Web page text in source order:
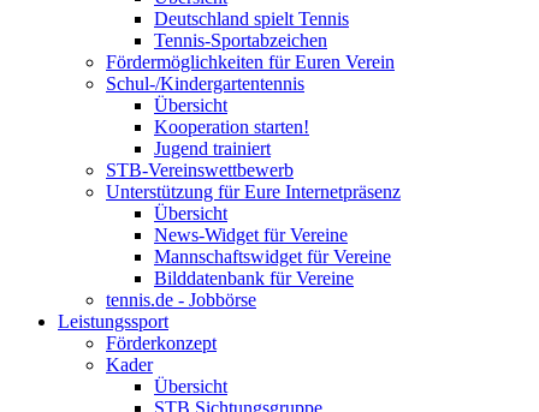
Deutschland spielt Tennis
Tennis-Sportabzeichen
Fördermöglichkeiten für Euren Verein
Schul-/Kindergartentennis
Übersicht
Kooperation starten!
Jugend trainiert
STB-Vereinswettbewerb
Unterstützung für Eure Internetpräsenz
Übersicht
News-Widget für Vereine
Mannschaftswidget für Vereine
Bilddatenbank für Vereine
tennis.de - Jobbörse
Leistungssport
Förderkonzept
Kader
Übersicht
STB Sichtungsgruppe